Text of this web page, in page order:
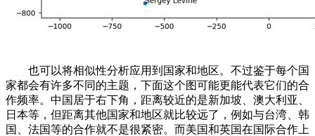
也可以将相似性分析应用到国家和地区。不过鉴于每个国
家都会有许多不同的主题，下面这个图可能更能代表它们的合
作频率。中国居于右下角，距离较近的是新加坡、澳大利亚、
日本等，但距离其他国家和地区就比较远了，例如与台湾、韩
国、法国等的合作就不是很紧密。而美国和英国在国际合作上